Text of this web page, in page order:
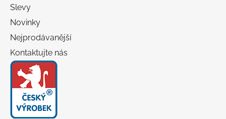
Slevy
Novinky
Nejprodávanější
Kontaktujte nás